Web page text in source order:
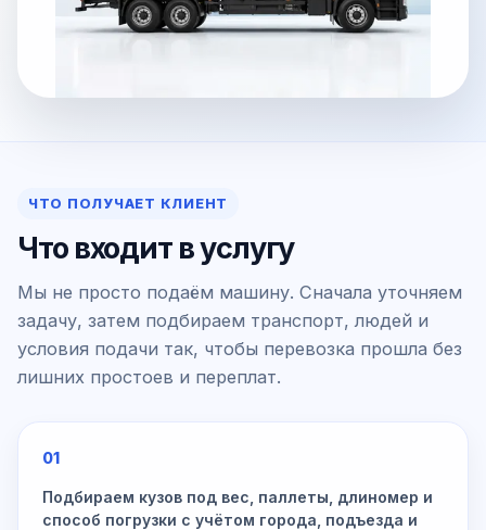
ЧТО ПОЛУЧАЕТ КЛИЕНТ
Что входит в услугу
Мы не просто подаём машину. Сначала уточняем
задачу, затем подбираем транспорт, людей и
условия подачи так, чтобы перевозка прошла без
лишних простоев и переплат.
01
Подбираем кузов под вес, паллеты, длиномер и
способ погрузки с учётом города, подъезда и